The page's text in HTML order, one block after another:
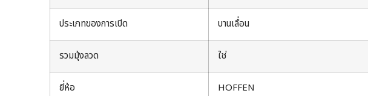
ประเภทของการเปิด บานเลื่อน
รวมมุ้งลวด ใช่
ยี่ห้อ HOFFEN